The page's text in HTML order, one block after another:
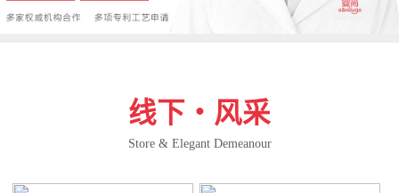
线下・风采
Store & Elegant Demeanour